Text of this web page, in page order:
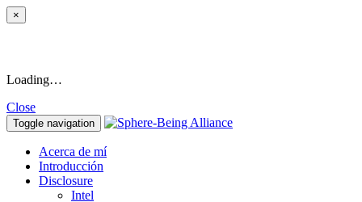
×
Loading…
Close
Toggle navigation
Acerca de mí
Introducción
Disclosure
Intel